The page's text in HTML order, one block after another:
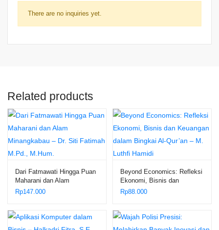
There are no inquiries yet.
Related products
Dari Fatmawati Hingga Puan
Maharani dan Alam
Minangkabau – Dr. Siti
Rp147.000
Beyond Economics: Refleksi
Ekonomi, Bisnis dan
Keuangan dalam Bingkai Al-
Rp88.000